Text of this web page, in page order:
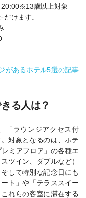
20:00※13歳以上対象
けます。
があるホテル5選の記事
る人は？
「ラウンジアクセス付
対象となるのは、ホテ
ミアフロア」の各種エ
ツイン、ダブルなど）
して特別な記念日にも
ト」や「テラススイー
れらの客室に滞在する